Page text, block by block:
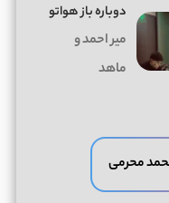
دوباره باز هواتو
میر احمد و
ماهد
محرمی